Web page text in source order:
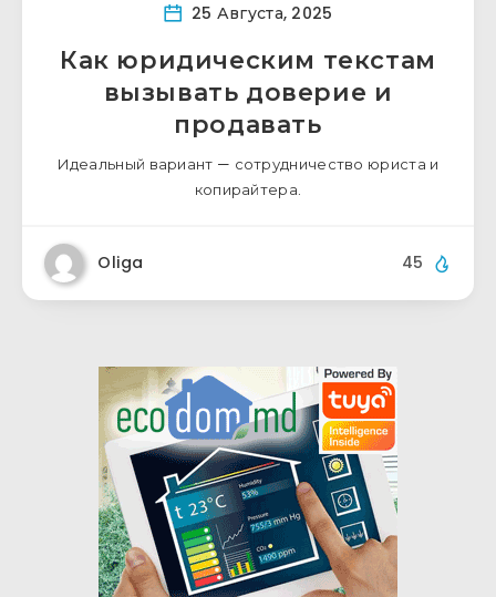
25 Августа, 2025
Как юридическим текстам
вызывать доверие и
продавать
Идеальный вариант — сотрудничество юриста и
копирайтера.
Oliga 45